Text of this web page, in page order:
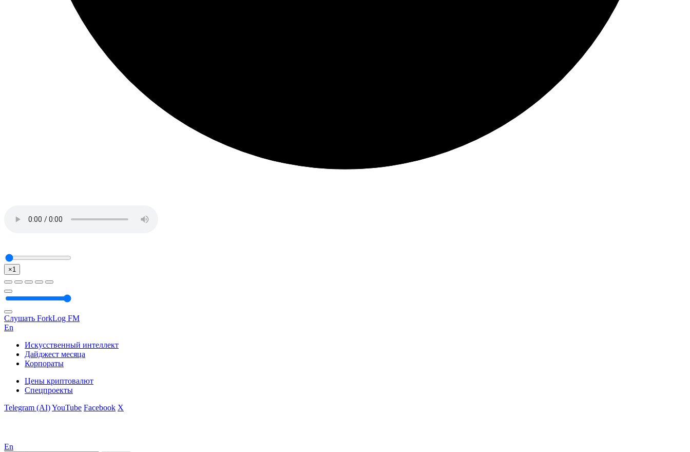
×1
Слушать ForkLog FM
En
Искусственный интеллект
Дайджест месяца
Корпораты
Цены криптовалют
Спецпроекты
Telegram (AI)YouTube Facebook X
En